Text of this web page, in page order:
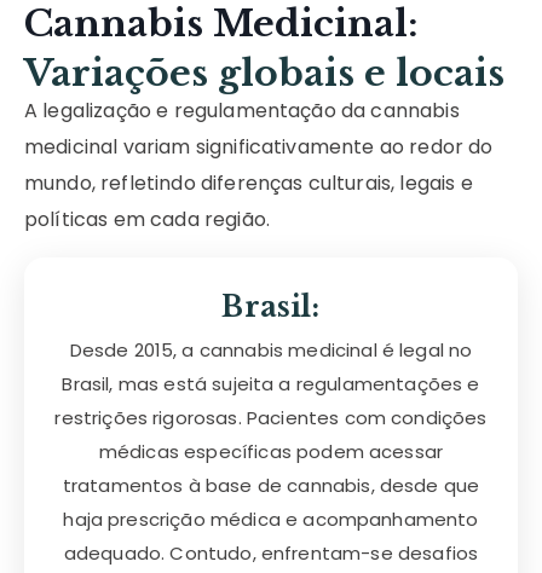
Cannabis Medicinal:
Variações globais e locais
A legalização e regulamentação da cannabis
medicinal variam significativamente ao redor do
mundo, refletindo diferenças culturais, legais e
políticas em cada região.
Brasil:
Desde 2015, a cannabis medicinal é legal no
Brasil, mas está sujeita a regulamentações e
restrições rigorosas. Pacientes com condições
médicas específicas podem acessar
tratamentos à base de cannabis, desde que
haja prescrição médica e acompanhamento
adequado. Contudo, enfrentam-se desafios